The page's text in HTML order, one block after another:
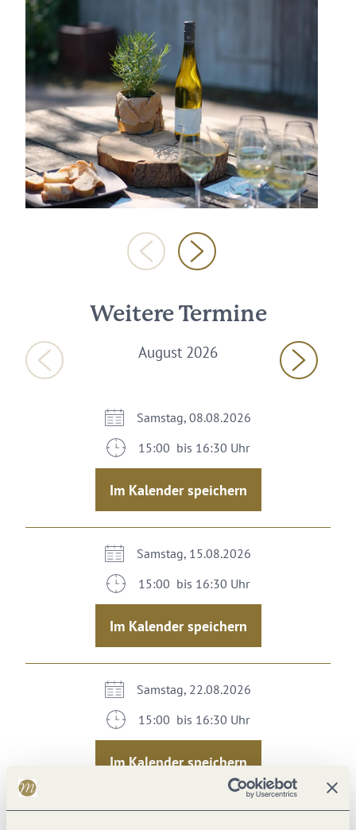
Weitere Termine
August 2026
Samstag, 08.08.2026
15:00 bis 16:30 Uhr
Im Kalender speichern
Samstag, 15.08.2026
15:00 bis 16:30 Uhr
Im Kalender speichern
Samstag, 22.08.2026
15:00 bis 16:30 Uhr
Im Kalender speichern